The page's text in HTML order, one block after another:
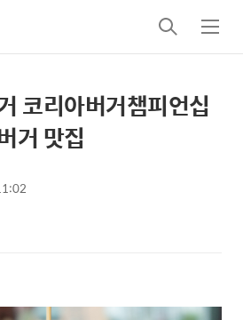
검
색
메
뉴
코리아버거챔피언십
거 맛집